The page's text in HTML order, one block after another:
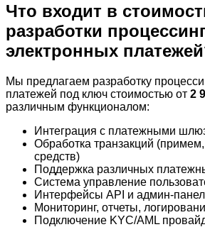
Что входит в
разработки
электронных
Мы предлагаем разработку
платежей под ключ стоимостью от 2
различным функционалом:
Интеграция с платежными
Обработка транзакций
средств)
Поддержка различных
Система управление
Интерфейсы API и админ-
Мониторинг, отчеты,
Подключение KYC/AML